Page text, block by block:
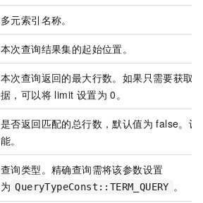
多元索引名称。
本次查询结果集的起始位置。
本次查询返回的最大行数。如果只需要获取
据，可以将 limit 设置为 0。
是否返回匹配的总行数，默认值为 false。
能。
查询类型。精确查询需将该参数设置
为 QueryTypeConst::TERM_QUERY 。